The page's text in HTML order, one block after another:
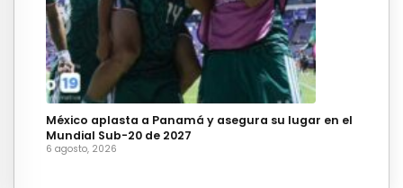
México aplasta a Panamá y asegura su lugar en el
Mundial Sub-20 de 2027
6 agosto, 2026